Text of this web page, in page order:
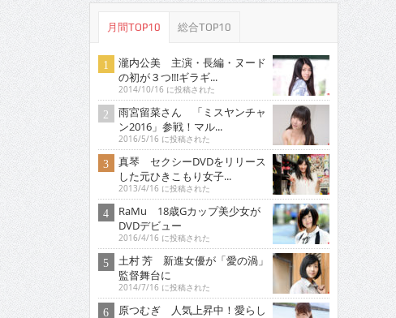
月間TOP10 総合TOP10
瀧内公美 主演・長編・ヌード
の初が３つ!!!ギラギ...
2014/10/16 に投稿された
雨宮留菜さん 「ミスヤンチャ
ン2016」参戦！マル...
2016/5/16 に投稿された
真琴 セクシーDVDをリリース
した元ひきこもり女子...
2013/4/16 に投稿された
RaMu 18歳Gカップ美少女が
DVDデビュー
2016/4/16 に投稿された
土村 芳 新進女優が「愛の渦」
監督舞台に
2014/7/16 に投稿された
原つむぎ 人気上昇中！愛らし